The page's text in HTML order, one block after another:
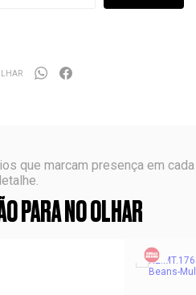
que marcam presença em cada
PARA NO OLHAR